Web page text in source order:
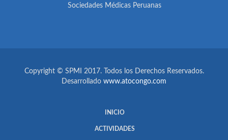
Sociedades Médicas Peruanas
Copyright © SPMI 2017. Todos los Derechos Reservados.
Desarrollado www.atocongo.com
INICIO
ACTIVIDADES